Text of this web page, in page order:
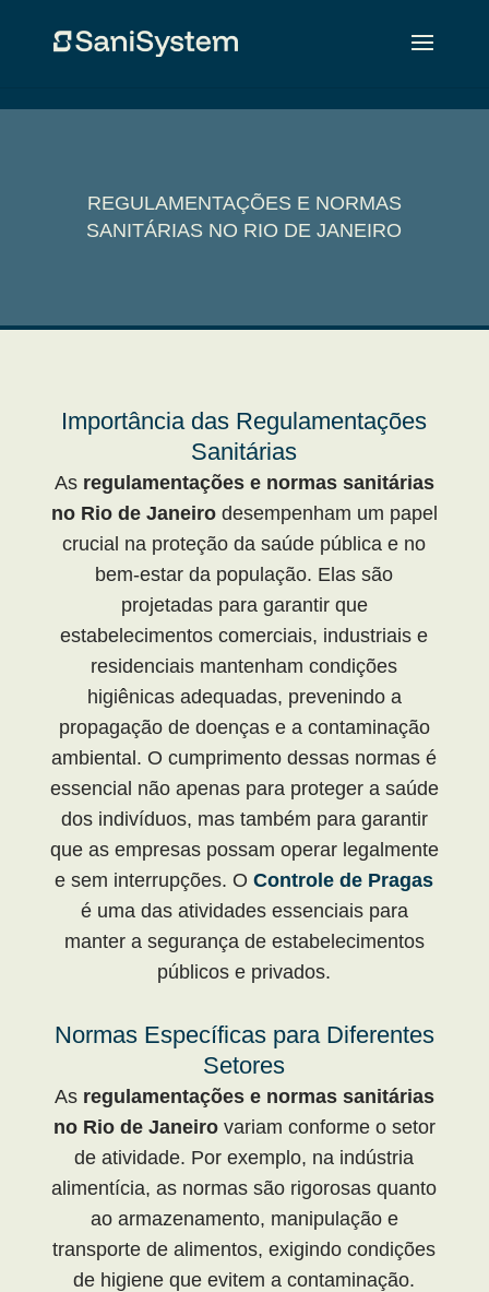
REGULAMENTAÇÕES E NORMAS
SANITÁRIAS NO RIO DE JANEIRO
Importância das Regulamentações
Sanitárias
Asregulamentações e normas sanitárias
no Rio de Janeiro desempenham um papel
crucial na proteção da saúde pública e no
bem-estar da população. Elas são
projetadas para garantir que
estabelecimentos comerciais, industriais e
residenciais mantenham condições
higiênicas adequadas, prevenindo a
propagação de doenças e a contaminação
ambiental. O cumprimento dessas normas é
essencial não apenas para proteger a saúde
dos indivíduos, mas também para garantir
que as empresas possam operar legalmente
e sem interrupções. OControle de Pragas
é uma das atividades essenciais para
manter a segurança de estabelecimentos
públicos e privados.
Normas Específicas para Diferentes
Setores
As regulamentações e normas sanitárias
no Rio de Janeirovariam conforme o setor
de atividade. Por exemplo, na indústria
alimentícia, as normas são rigorosas quanto
ao armazenamento, manipulação e
transporte de alimentos, exigindo condições
de higiene que evitem a contaminação.